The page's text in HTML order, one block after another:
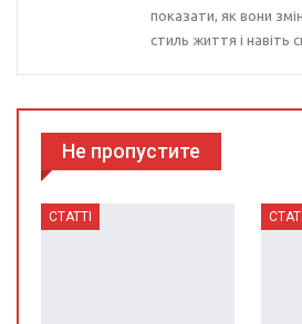
показати, як вони
стиль життя і навіть
Не пропустите
СТАТТІ